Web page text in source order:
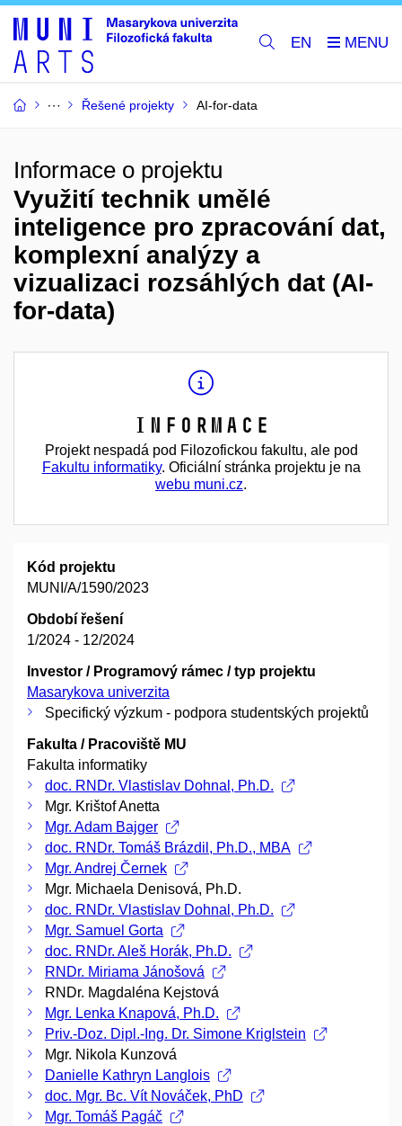
EN
Řešené projekty AI-for-data
Informace o projektu
Využití technik umělé
inteligence pro zpracování dat,
komplexní analýzy a
vizualizaci rozsáhlých dat (AI-
for-data)
Informace
Projekt nespadá pod Filozofickou fakultu, ale pod
Fakultu informatiky. Oficiální stránka projektu je na
webu muni.cz.
Kód projektu
MUNI/A/1590/2023
Období řešení
1/2024 - 12/2024
Investor / Programový rámec / typ projektu
Masarykova univerzita
Specifický výzkum - podpora studentských projektů
Fakulta / Pracoviště MU
Fakulta informatiky
doc. RNDr. Vlastislav Dohnal, Ph.D.
Mgr. Krištof Anetta
Mgr. Adam Bajger
doc. RNDr. Tomáš Brázdil, Ph.D., MBA
Mgr. Andrej Černek
Mgr. Michaela Denisová, Ph.D.
doc. RNDr. Vlastislav Dohnal, Ph.D.
Mgr. Samuel Gorta
doc. RNDr. Aleš Horák, Ph.D.
RNDr. Miriama Jánošová
RNDr. Magdaléna Kejstová
Mgr. Lenka Knapová, Ph.D.
Priv.-Doz. Dipl.-Ing. Dr. Simone Kriglstein
Mgr. Nikola Kunzová
Danielle Kathryn Langlois
doc. Mgr. Bc. Vít Nováček, PhD
Mgr. Tomáš Pagáč